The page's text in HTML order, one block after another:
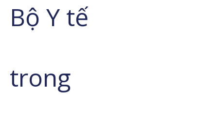
Bộ Y tế
trong